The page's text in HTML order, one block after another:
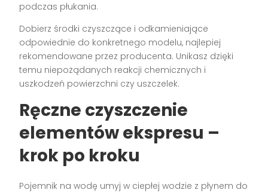
podczas płukania.
Dobierz środki czyszczące i odkamieniające
odpowiednie do konkretnego modelu, najlepiej
rekomendowane przez producenta. Unikasz dzięki
temu niepożądanych reakcji chemicznych i
uszkodzeń powierzchni czy uszczelek.
Ręczne czyszczenie
elementów ekspresu –
krok po kroku
Pojemnik na wodę umyj w ciepłej wodzie z płynem do